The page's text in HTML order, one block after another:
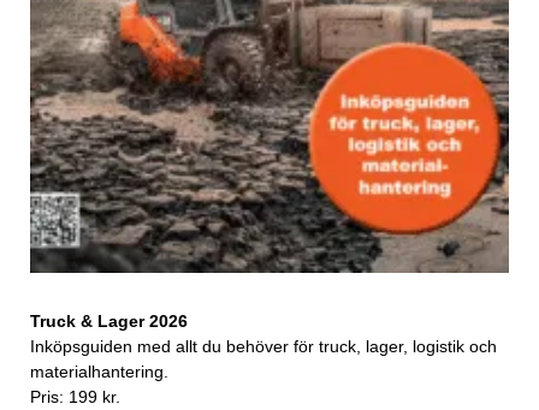
Truck & Lager 2026
Inköpsguiden med allt du behöver för truck, lager, logistik och
materialhantering.
Pris: 199 kr.